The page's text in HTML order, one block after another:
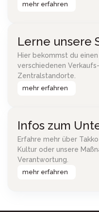
mehr erfahren
Lerne unsere
Hier bekommst du
verschiedenen
Zentralstandorte.
mehr erfahren
Infos zum
Erfahre mehr über
Kultur oder unsere
Verantwortung.
mehr erfahren